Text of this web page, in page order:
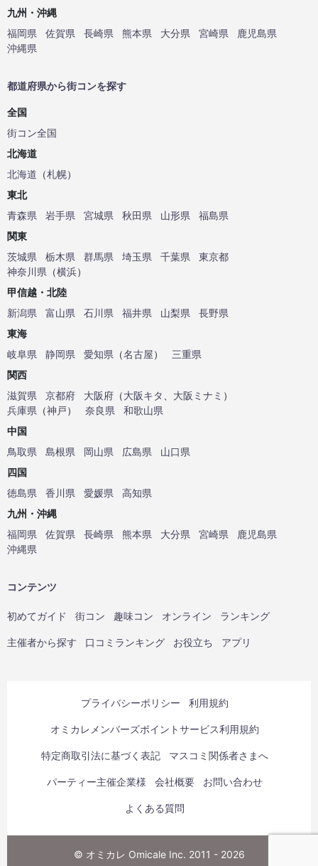
九州・沖縄
福岡県
佐賀県 長崎県 熊本県 大分県 宮崎県
鹿児島県
沖縄県
都道府県から街コンを探す
全国
街コン全国
北海道
北海道 （札幌）
東北
青森県
岩手県 宮城県 秋田県 山形県
福島県
関東
茨城県
栃木県 群馬県 埼玉県 千葉県
東京都
神奈川県 （横浜）
甲信越・北陸
新潟県
富山県 石川県 福井県 山梨県
長野県
東海
岐阜県
静岡県 愛知県 （名古屋）
三重県
関西
滋賀県
京都府 大阪府 （大阪キタ 大阪ミナミ ）
兵庫県 （神戸） 奈良県
和歌山県
中国
鳥取県
島根県 岡山県 広島県
山口県
四国
徳島県
香川県 愛媛県
高知県
九州・沖縄
福岡県
佐賀県 長崎県 熊本県 大分県 宮崎県
鹿児島県
沖縄県
コンテンツ
初めてガイド 街コン 趣味コン オンライン ランキング
主催者から探す 口コミランキング お役立ち アプリ
プライバシーポリシー 利用規約
オミカレメンバーズポイントサービス利用規約
特定商取引法に基づく表記 マスコミ関係者さまへ
パーティー主催企業様 会社概要 お問い合わせ
よくある質問
© オミカレ Omicale Inc. 2011 - 2026